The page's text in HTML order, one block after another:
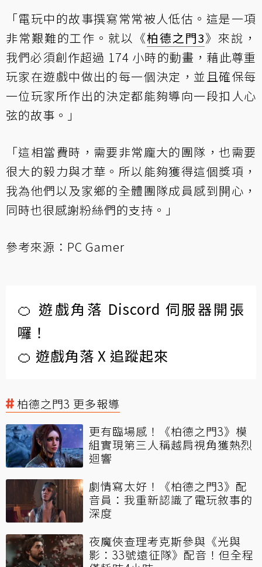
「電玩中的故事撰寫常常被人低估。這是一項
非常艱難的工作。就以《柏德之門3》來說，
我們必須創作超過 174 小時的動畫，藉此尊重
玩家在遊戲中做出的每一個決定，並且確保每
一位玩家所作出的決定都能夠導向一段扣人心
弦的故事。」
「這相當費時，需要非常龐大的團隊，也需要
很大的毅力與才華。所以能夠獲得這個獎項，
我為他們以及家鄉的全體團隊成員感到開心，
同時也很感謝粉絲們的支持。」
參考來源： PC Gamer
🍊 遊戲角落 Discord 伺服器開張
囉！
🍊 遊戲角落 X 追蹤起來
柏德之門3 更多報導
更有臨場感！《柏德之門3》模
組實現第三人稱越肩視角獲熱烈
迴響
劇情寫太好！《柏德之門3》配
音員：我重新認識了電玩敘事的
深度
夜魔俠查理考克斯參與《光與
影：33號遠征隊》配音！但全程